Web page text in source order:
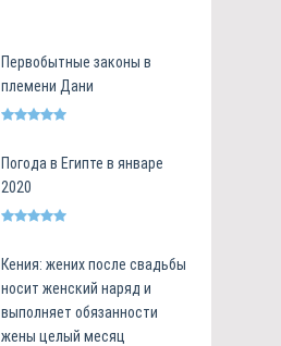
Первобытные законы в
племени Дани
Погода в Египте в январе
2020
Кения: жених после свадьбы
носит женский наряд и
выполняет обязанности
жены целый месяц